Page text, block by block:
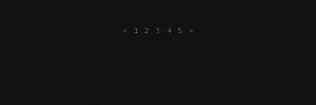
< 1 2 3 4 5 >